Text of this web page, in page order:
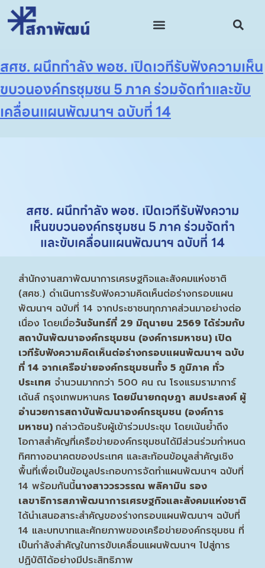
ผู้เขียน:admin
สศช. ผนึกกำลัง พอช. เปิดเวทีรับฟังความเห็น
ขบวนองค์กรชุมชน 5 ภาค ร่วมจัดทำและขับ
เคลื่อนแผนพัฒนาฯ ฉบับที่ 14
สศช. ผนึกกำลัง พอช. เปิดเวทีรับฟังความ
เห็นขบวนองค์กรชุมชน 5 ภาค ร่วมจัดทำ
และขับเคลื่อนแผนพัฒนาฯ ฉบับที่ 14
สำนักงานสภาพัฒนาการเศรษฐกิจและสังคมแห่งชาติ
(สศช.) ดำเนินการรับฟังความคิดเห็นต่อร่างกรอบแผน
พัฒนาฯ ฉบับที่ 14 จากประชาชนทุกภาคส่วนมาอย่างต่อ
เนื่อง โดยเมื่อวันจันทร์ที่ 29 มิถุนายน 2569 ได้ร่วมกับ
สถาบันพัฒนาองค์กรชุมชน (องค์การมหาชน) เปิด
เวทีรับฟังความคิดเห็นต่อร่างกรอบแผนพัฒนาฯ ฉบับ
ที่ 14 จากเครือข่ายองค์กรชุมชนทั้ง 5 ภูมิภาค ทั่ว
ประเทศ จำนวนมากกว่า 500 คน ณ โรงแรมรามาการ์
เด้นส์ กรุงเทพมหานคร โดยมีนายกฤษฎา สมประสงค์ ผู้
อำนวยการสถาบันพัฒนาองค์กรชุมชน (องค์การ
มหาชน)กล่าวต้อนรับผู้เข้าร่วมประชุม โดยเน้นย้ำถึง
โอกาสสำคัญที่เครือข่ายองค์กรชุมชนได้มีส่วนร่วมกำหนด
ทิศทางอนาคตของประเทศ และสะท้อนข้อมูลสำคัญเชิง
พื้นที่เพื่อเป็นข้อมูลประกอบการจัดทำแผนพัฒนาฯ ฉบับที่
14 พร้อมกันนี้นางสาววรวรรณ พลิคามิน รอง
เลขาธิการสภาพัฒนาการเศรษฐกิจและสังคมแห่งชาติ
ได้นำเสนอสาระสำคัญของร่างกรอบแผนพัฒนาฯ ฉบับที่
14 และบทบาทและศักยภาพของเครือข่ายองค์กรชุมชน ที่
เป็นกำลังสำคัญในการขับเคลื่อนแผนพัฒนาฯ ไปสู่การ
ปฏิบัติได้อย่างมีประสิทธิภาพ